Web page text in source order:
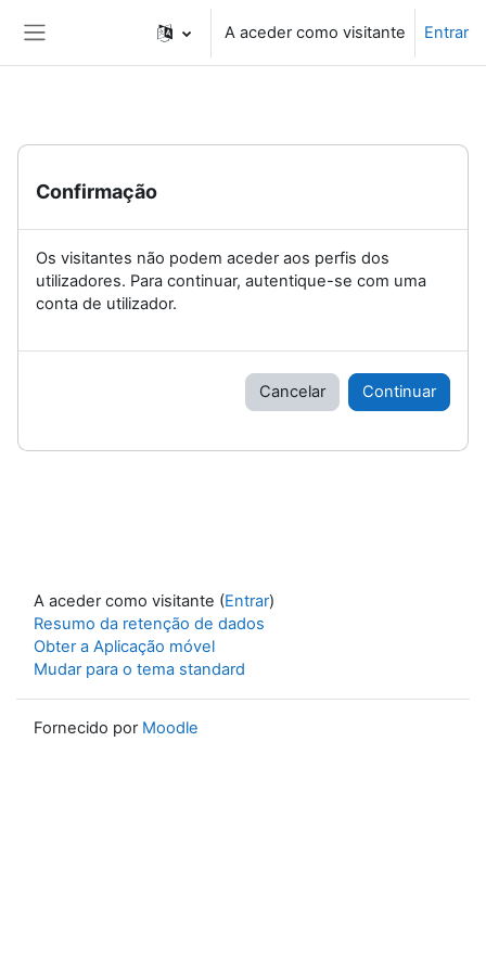
A aceder como visitante Entrar
Confirmação
Os visitantes não podem aceder aos perfis dos
utilizadores. Para continuar, autentique-se com uma
conta de utilizador.
Cancelar Continuar
A aceder como visitante (Entrar)
Resumo da retenção de dados
Obter a Aplicação móvel
Mudar para o tema standard
Fornecido por Moodle